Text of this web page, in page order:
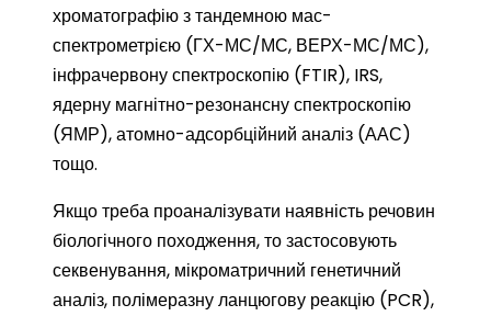
хроматографію з тандемною мас-
спектрометрією (ГХ-МС/МС, ВЕРХ-МС/МС),
інфрачервону спектроскопію (FTIR), IRS,
ядерну магнітно-резонансну спектроскопію
(ЯМР), атомно-адсорбційний аналіз (ААС)
тощо.
Якщо треба проаналізувати наявність речовин
біологічного походження, то застосовують
секвенування, мікроматричний генетичний
аналіз, полімеразну ланцюгову реакцію (PCR),